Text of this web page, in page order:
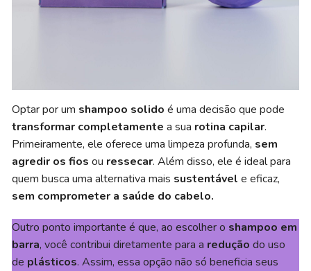
Optar por um shampoo solido é uma decisão que pode
transformar completamente a sua rotina capilar.
Primeiramente, ele oferece uma limpeza profunda, sem
agredir os fiosou ressecar. Além disso, ele é ideal para
quem busca uma alternativa mais sustentávele eficaz,
sem comprometer a saúde do cabelo.
Outro ponto importante é que, ao escolher o shampoo em
barra, você contribui diretamente para a reduçãodo uso
de plásticos. Assim, essa opção não só beneficia seus